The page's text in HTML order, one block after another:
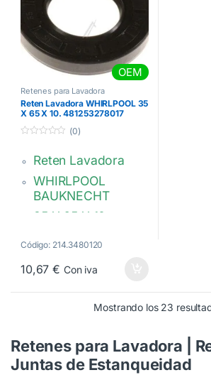
OEM
Retenes para Lavadora
Reten Lavadora WHIRLPOOL 35
X 65 X 10. 481253278017
e
(0)
Reten Lavadora
WHIRLPOOL
BAUKNECHT
35 X 65 X 10.
481253278017,
C00332685
Código: 214.3480120
10,67€ Con iva
Mostrando los 23
Retenes para Lavadora |
Juntas de Estanqueidad